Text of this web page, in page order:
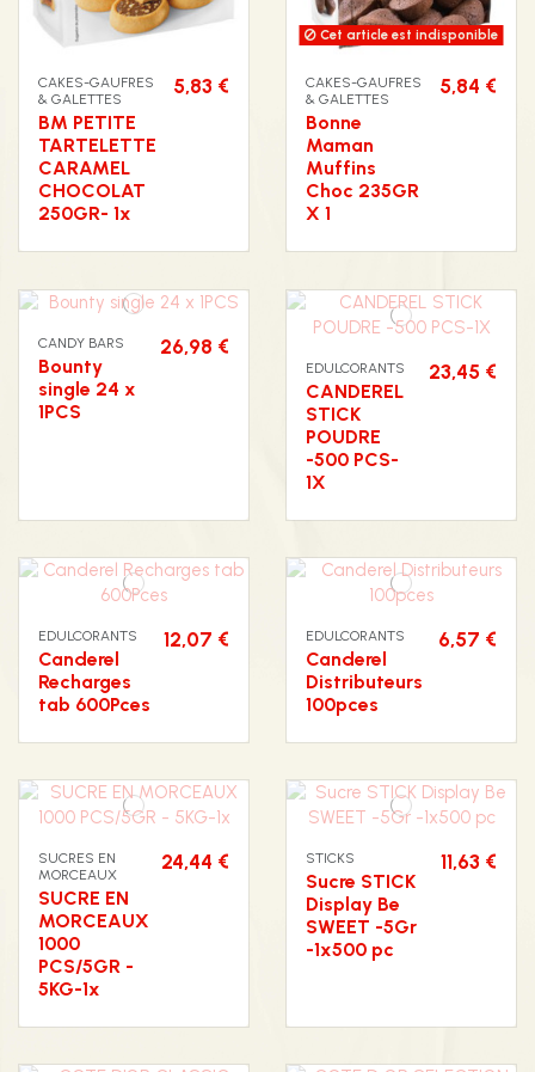
CAKES-GAUFRES
& GALETTES
BM PETITE
TARTELETTE
CARAMEL
CHOCOLAT
250GR- 1x
5,83 €
Cet article est indisponible
CAKES-GAUFRES
& GALETTES
Bonne
Maman
Muffins
Choc 235GR
X 1
5,84 €
CANDY BARS
Bounty
single 24 x
1PCS
26,98 €
EDULCORANTS
CANDEREL
STICK
POUDRE
-500 PCS-
1X
23,45 €
EDULCORANTS
Canderel
Recharges
tab 600Pces
12,07 € EDULCORANTS
Canderel
Distributeurs
100pces
6,57 €
SUCRES EN
MORCEAUX
SUCRE EN
MORCEAUX
1000
PCS/5GR -
5KG-1x
24,44 € STICKS
Sucre STICK
Display Be
SWEET -5Gr
-1x500 pc
11,63 €